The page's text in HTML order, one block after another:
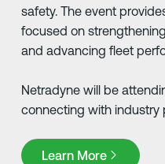
safety. The event
focused on
and advancing fleet
Netradyne will be
connecting with industry
Learn More
Learn More